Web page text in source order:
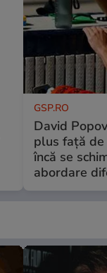
GSP.RO
David
plus față de
încă se
abordare